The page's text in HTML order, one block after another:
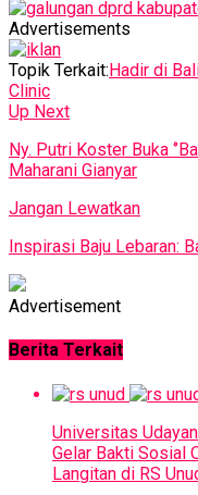
Advertisements
Topik Terkait:Hadir di
Clinic
Up Next
Ny. Putri Koster Buka
Maharani Gianyar
Jangan Lewatkan
Inspirasi Baju Lebaran:
Advertisement
Berita Terkait
Universitas
Gelar Bakti Sosial
Langitan di RS